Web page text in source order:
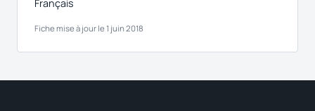
Français
Fiche mise à jour le 1 juin 2018